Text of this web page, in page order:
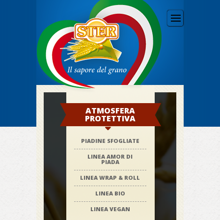
Menu
Skip to
content
ATMOSFERA
PROTETTIVA
PIADINE SFOGLIATE
LINEA AMOR DI
PIADA
LINEA WRAP & ROLL
LINEA BIO
LINEA VEGAN